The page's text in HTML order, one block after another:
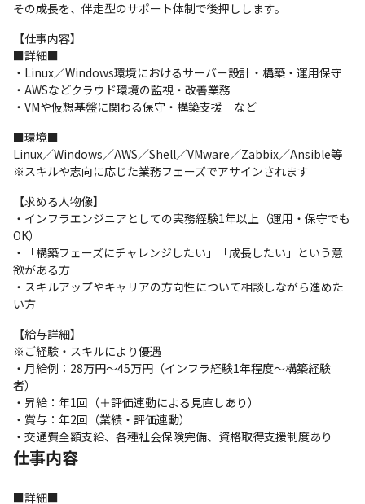
その成長を、伴走型のサポート体制で後押しします。
【仕事内容】
■詳細■
・Linux／Windows環境におけるサーバー設計・構築・運用保守
・AWSなどクラウド環境の監視・改善業務
・VMや仮想基盤に関わる保守・構築支援　など
■環境■
Linux／Windows／AWS／Shell／VMware／Zabbix／Ansible等
※スキルや志向に応じた業務フェーズでアサインされます
【求める人物像】
・インフラエンジニアとしての実務経験1年以上（運用・保守でも
OK）
・「構築フェーズにチャレンジしたい」「成長したい」という意
欲がある方
・スキルアップやキャリアの方向性について相談しながら進めた
い方
【給与詳細】
※ご経験・スキルにより優遇
・月給例：28万円〜45万円（インフラ経験1年程度〜構築経験
者）
・昇給：年1回（＋評価連動による見直しあり）
・賞与：年2回（業績・評価連動）
・交通費全額支給、各種社会保険完備、資格取得支援制度あり
仕事内容
■詳細■